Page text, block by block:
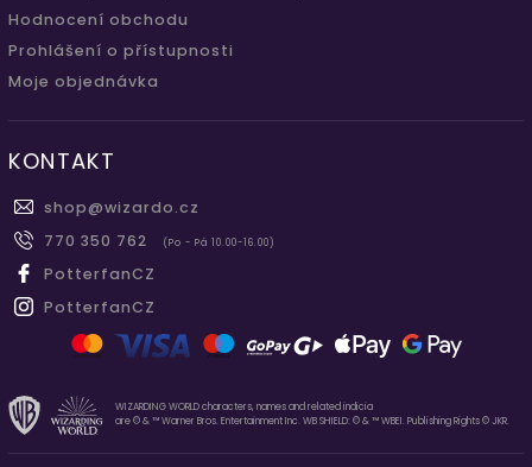
Hodnocení obchodu
Prohlášení o přístupnosti
Moje objednávka
KONTAKT
shop@wizardo.cz
770 350 762
(Po - Pá 10.00-16.00)
PotterfanCZ
PotterfanCZ
WIZARDING WORLD characters, names and related indicia
are © & ™ Warner Bros. Entertainment Inc. WB SHIELD: © & ™ WBEI. Publishing Rights © JKR.